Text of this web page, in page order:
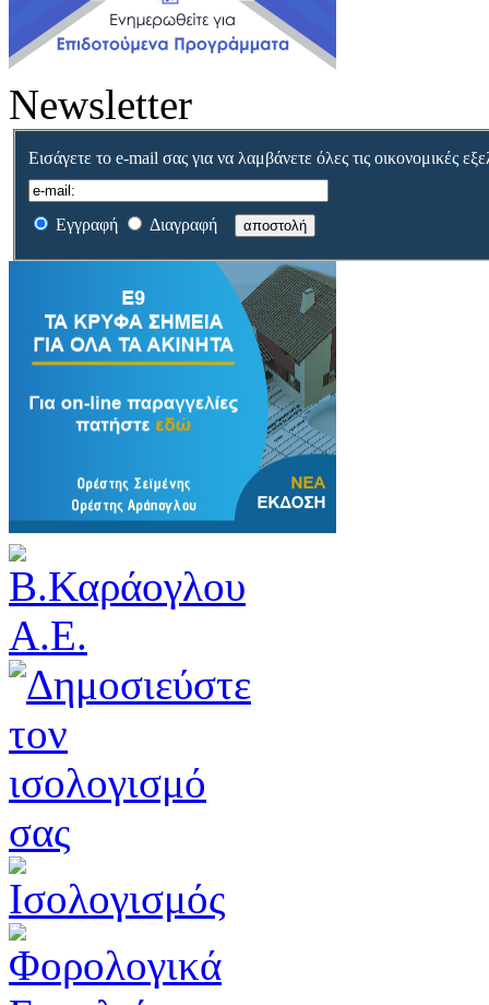
Newsletter
Εισάγετε το e-mail σας για να λαμβάνετε όλες τις οικονομικές
Εγγραφή Διαγραφή αποστολή